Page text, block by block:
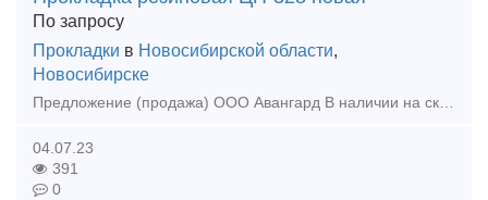
По запросу
Прокладки в Новосибирской области,
Новосибирске
Предложение (продажа) ООО Авангард В наличии на складе в г.Новосибирске. Также в наличии: рельсы, шпалы, подкладка, накладка, прокладка, крепеж, стрелочные п
04.07.23
391
0